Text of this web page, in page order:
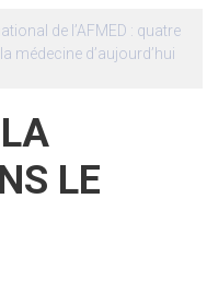
de l’AFMED : quatre
médecine d’aujourd’hui
LE